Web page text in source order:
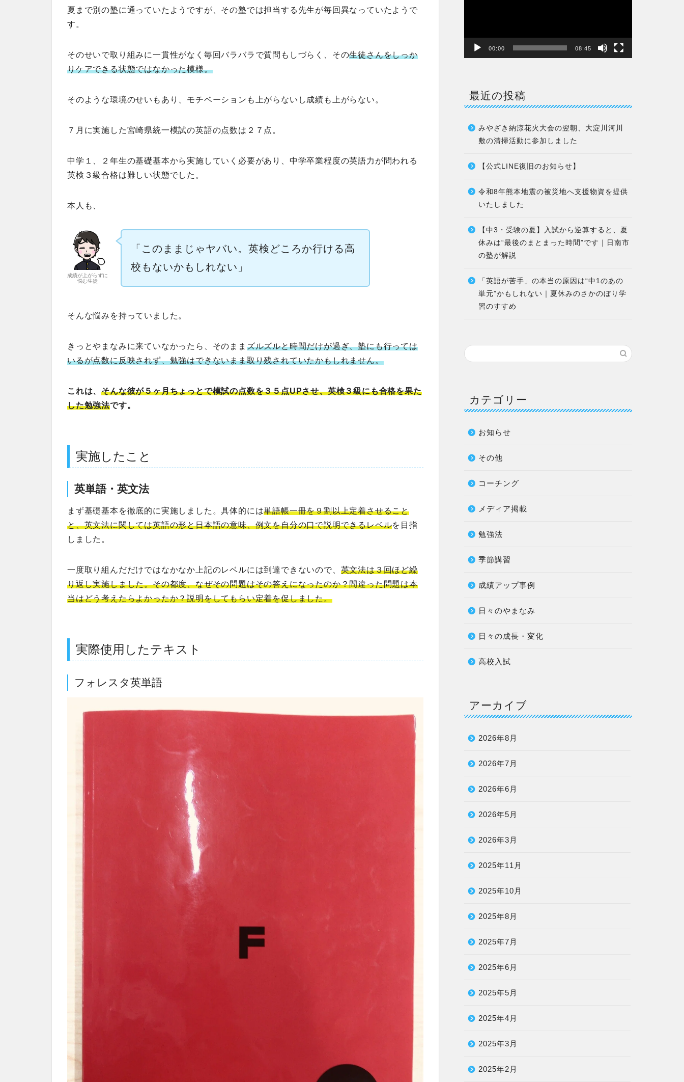
夏まで別の塾に通っていたようですが、その塾では担当する先生が毎回異なっていたようで
す。
そのせいで取り組みに一貫性がなく毎回バラバラで質問もしづらく、その生徒さんをしっか
りケアできる状態ではなかった模様。
そのような環境のせいもあり、モチベーションも上がらないし成績も上がらない。
７月に実施した宮崎県統一模試の英語の点数は２７点。
中学１、２年生の基礎基本から実施していく必要があり、中学卒業程度の英語力が問われる
英検３級合格は難しい状態でした。
本人も、
成績が上がらずに
悩む生徒
「このままじゃヤバい。英検どころか行ける高
校もないかもしれない」
そんな悩みを持っていました。
きっとやまなみに来ていなかったら、そのまま ズルズルと時間だけが過ぎ、塾にも行っては
いるが点数に反映されず、勉強はできないまま取り残されていたかもしれません。
これは、そんな彼が５ヶ月ちょっとで模試の点数を３５点UPさせ、英検３級にも合格を果た
した勉強法です。
実施したこと
英単語・英文法
まず基礎基本を徹底的に実施しました。具体的には単語帳一冊を９割以上定着させること
と、英文法に関しては英語の形と日本語の意味、例文を自分の口で説明できるレベルを目指
しました。
一度取り組んだだけではなかなか上記のレベルには到達できないので、 英文法は３回ほど繰
り返し実施しました。その都度、なぜその問題はその答えになったのか？間違った問題は本
当はどう考えたらよかったか？説明をしてもらい定着を促しました。
実際使用したテキスト
フォレスタ英単語
00:00 08:45
最近の投稿
みやざき納涼花火大会の翌朝、大淀川河川
敷の清掃活動に参加しました
【公式LINE復旧のお知らせ】
令和8年熊本地震の被災地へ支援物資を提供
いたしました
【中3・受験の夏】入試から逆算すると、夏
休みは“最後のまとまった時間”です｜日南市
の塾が解説
「英語が苦手」の本当の原因は“中1のあの
単元”かもしれない｜夏休みのさかのぼり学
習のすすめ
カテゴリー
お知らせ
その他
コーチング
メディア掲載
勉強法
季節講習
成績アップ事例
日々のやまなみ
日々の成長・変化
高校入試
アーカイブ
2026年8月
2026年7月
2026年6月
2026年5月
2026年3月
2025年11月
2025年10月
2025年8月
2025年7月
2025年6月
2025年5月
2025年4月
2025年3月
2025年2月